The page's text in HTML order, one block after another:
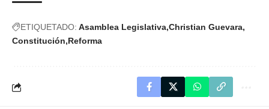
ETIQUETADO: Asamblea Legislativa Christian Guevara
Constitución Reforma